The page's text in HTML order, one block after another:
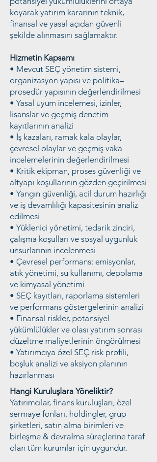
koyarak yatırım kararının teknik,
finansal ve yasal açıdan güvenli
şekilde alınmasını sağlamaktır.
Hizmetin Kapsamı
• Mevcut SEÇ yönetim sistemi,
organizasyon yapısı ve politika–
prosedür yapısının değerlendirilmesi
• Yasal uyum incelemesi, izinler,
lisanslar ve geçmiş denetim
kayıtlarının analizi
• İş kazaları, ramak kala olaylar,
çevresel olaylar ve geçmiş vaka
incelemelerinin değerlendirilmesi
• Kritik ekipman, proses güvenliği ve
altyapı koşullarının gözden geçirilmesi
• Yangın güvenliği, acil durum hazırlığı
ve iş devamlılığı kapasitesinin analiz
edilmesi
• Yüklenici yönetimi, tedarik zinciri,
çalışma koşulları ve sosyal uygunluk
unsurlarının incelenmesi
• Çevresel performans: emisyonlar,
atık yönetimi, su kullanımı, depolama
ve kimyasal yönetimi
• SEÇ kayıtları, raporlama sistemleri
ve performans göstergelerinin analizi
• Finansal riskler, potansiyel
yükümlülükler ve olası yatırım sonrası
düzeltme maliyetlerinin öngörülmesi
• Yatırımcıya özel SEÇ risk profili,
boşluk analizi ve aksiyon planının
hazırlanması
Hangi Kuruluşlara Yöneliktir?
Yatırımcılar, finans kuruluşları, özel
sermaye fonları, holdingler, grup
şirketleri, satın alma birimleri ve
birleşme & devralma süreçlerine taraf
olan tüm kurumlar için uygundur.